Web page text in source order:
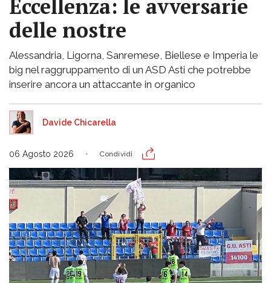
Eccellenza: le avversarie
delle nostre
Alessandria, Ligorna, Sanremese, Biellese e Imperia le
big nel raggruppamento di un ASD Asti che potrebbe
inserire ancora un attaccante in organico
Davide Chicarella
06 Agosto 2026 Condividi